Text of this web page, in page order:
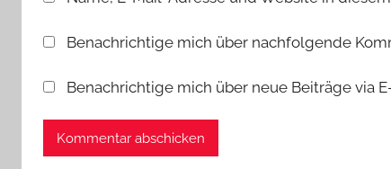
Benachrichtige mich über nachfolgende
Benachrichtige mich über neue Beiträge via